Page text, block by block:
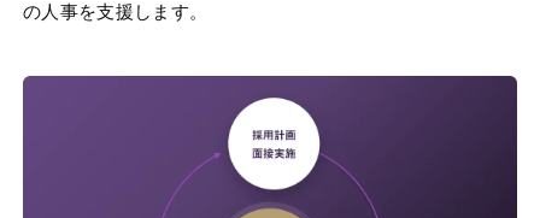
の人事を支援します。